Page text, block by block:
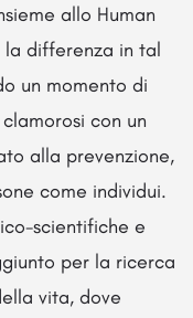
allo Human
la differenza in tal
un momento di
con un
alla prevenzione,
come individui.
scientifiche e
per la ricerca
vita, dove